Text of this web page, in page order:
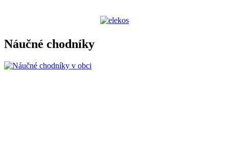
Náučné chodníky